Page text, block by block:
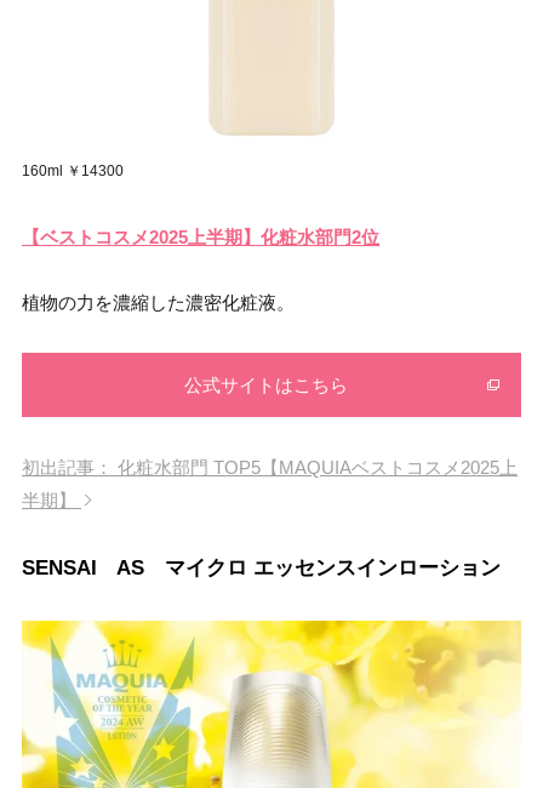
160ml ￥14300
【ベストコスメ2025上半期】化粧水部門2位
植物の力を濃縮した濃密化粧液。
公式サイトはこちら
初出記事： 化粧水部門 TOP5【MAQUIAベストコスメ2025上
半期】
SENSAI AS マイクロ エッセンスインローション